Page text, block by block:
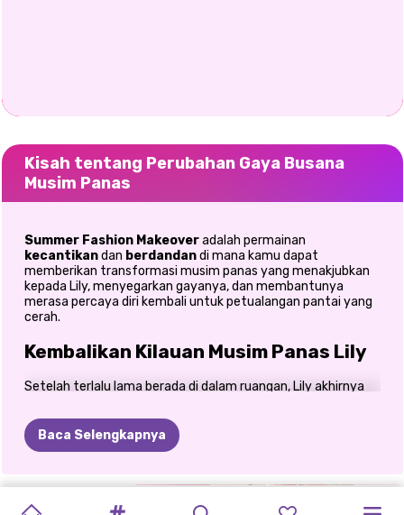
Kisah tentang Perubahan Gaya Busana
Musim Panas
Summer Fashion Makeoveradalah permainan
kecantikandan berdandandi mana kamu dapat
memberikan transformasi musim panas yang menakjubkan
kepada Lily, menyegarkan gayanya, dan membantunya
merasa percaya diri kembali untuk petualangan pantai yang
cerah.
Kembalikan Kilauan Musim Panas Lily
Setelah terlalu lama berada di dalam ruangan, Lily akhirnya
membutuhkan penyelamatan! Dalam
Makeover, Anda dapat mengubahnya dari berantakan dan
lelah menjadi bersinar dan menakjubkan dengan perawatan
kreativitas, petualangan cerah ini memberikan semua
Baca Selengkapnya
SALON
KEMBALI RUTINITAS
MAKEOVER MAKEOVER PENJAHAT